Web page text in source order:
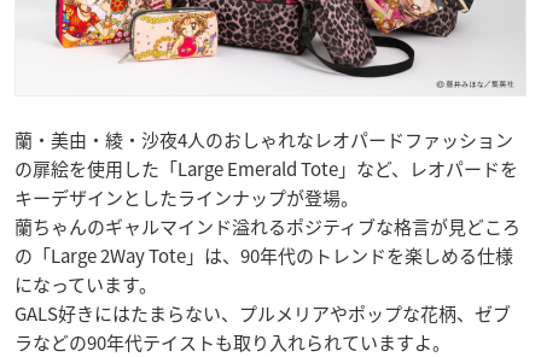
蘭・美由・綾・沙夜4人のおしゃれなレオパードファッション
の扉絵を使用した「Large Emerald Tote」など、レオパードを
キーデザインとしたラインナップが登場。
蘭ちゃんのギャルマインド溢れるポジティブな格言が見どころ
の「Large 2Way Tote」は、90年代のトレンドを楽しめる仕様
になっています。
GALS好きにはたまらない、プルメリアやポップな花柄、ゼブ
ラなどの90年代テイストも取り入れられていますよ。